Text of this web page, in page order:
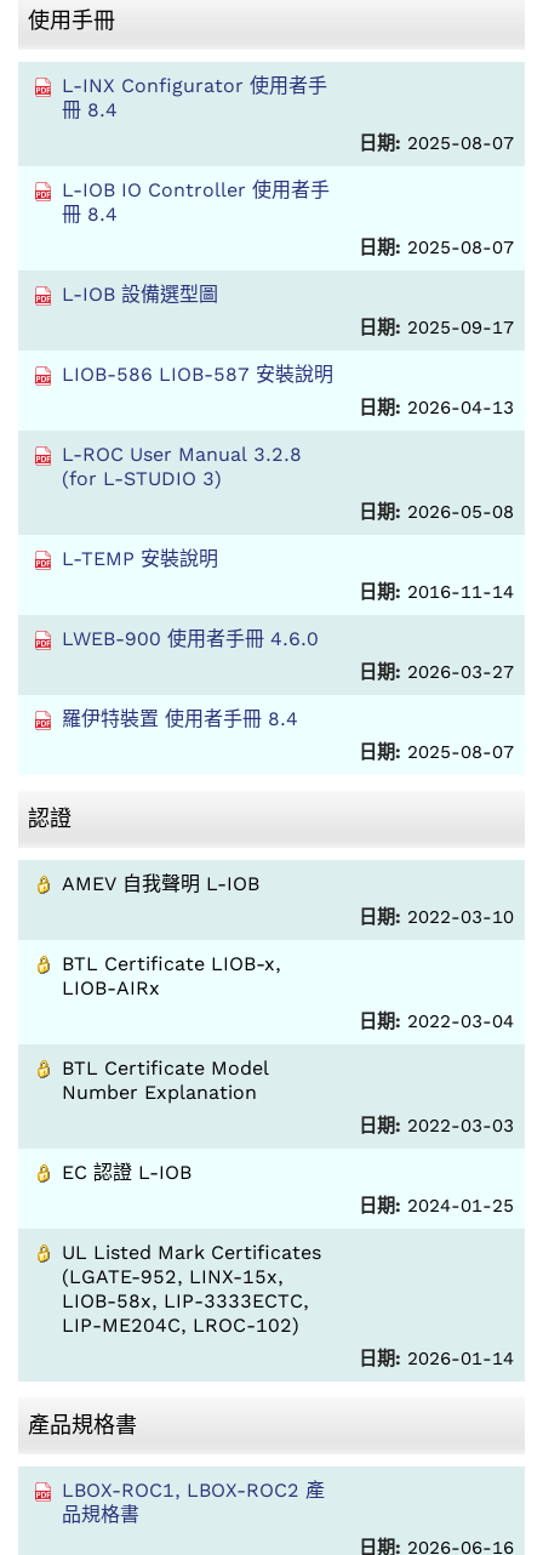
使用手冊
L-INX Configurator 使用者手
冊 8.4
日期: 2025-08-07
L-IOB IO Controller 使用者手
冊 8.4
日期: 2025-08-07
L-IOB 設備選型圖
日期: 2025-09-17
LIOB-586 LIOB-587 安裝說明
日期: 2026-04-13
L-ROC User Manual 3.2.8
(for L-STUDIO 3)
日期: 2026-05-08
L-TEMP 安裝說明
日期: 2016-11-14
LWEB-900 使用者手冊 4.6.0
日期: 2026-03-27
羅伊特裝置 使用者手冊 8.4
日期: 2025-08-07
認證
AMEV 自我聲明 L-IOB
日期: 2022-03-10
BTL Certificate LIOB-x,
LIOB-AIRx
日期: 2022-03-04
BTL Certificate Model
Number Explanation
日期: 2022-03-03
EC 認證 L-IOB
日期: 2024-01-25
UL Listed Mark Certificates
(LGATE-952, LINX-15x,
LIOB-58x, LIP-3333ECTC,
LIP-ME204C, LROC-102)
日期: 2026-01-14
產品規格書
LBOX-ROC1, LBOX-ROC2 產
品規格書
日期: 2026-06-16